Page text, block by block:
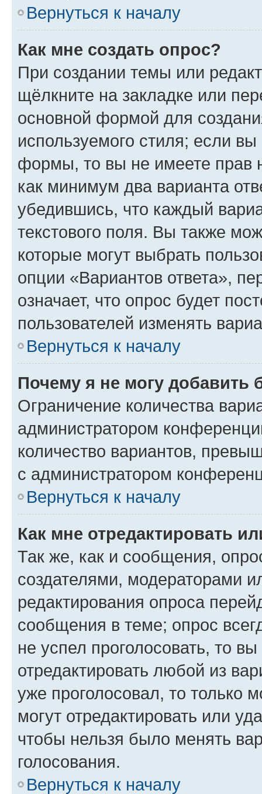
Вернуться к началу
Как мне создать опрос?
При создании темы или
щёлкните на закладке или
основной формой для
используемого стиля; если
формы, то вы не имеете прав
как минимум два варианта
убедившись, что каждый
текстового поля. Вы также
которые могут выбрать
опции «Вариантов ответа»,
означает, что опрос будет
пользователей изменять
Вернуться к началу
Почему я не могу добавить
Ограничение количества
администратором
количество вариантов,
с администратором
Вернуться к началу
Как мне отредактировать
Так же, как и сообщения,
создателями, модераторами
редактирования опроса
сообщения в теме; опрос
не успел проголосовать, то
отредактировать любой из
уже проголосовал, то только
могут отредактировать или
чтобы нельзя было менять
голосования.
Вернуться к началу